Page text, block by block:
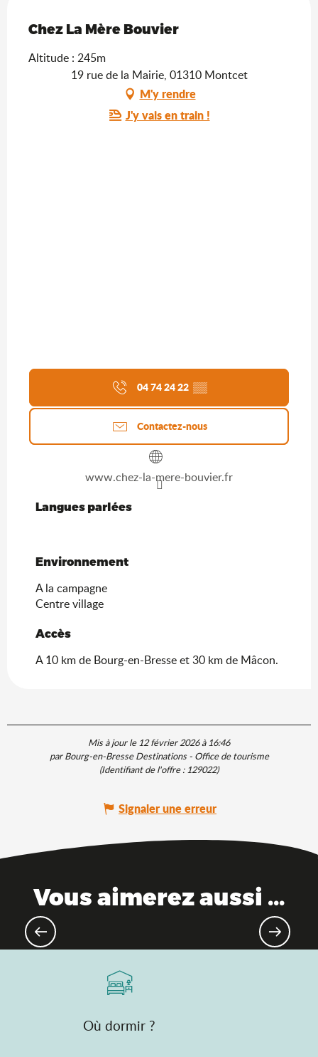
Chez La Mère Bouvier
Altitude : 245m
19 rue de la Mairie, 01310 Montcet
M'y rendre
J'y vais en train !
04 74 24 22 ▒▒
Contactez-nous
www.chez-la-mere-bouvier.fr
Langues parlées
Langues parlées
Environnement
Environnement
A la campagne
Centre village
Accès
Accès
A 10 km de Bourg-en-Bresse et 30 km de Mâcon.
Mis à jour le 12 février 2026 à 16:46
par Bourg-en-Bresse Destinations - Office de tourisme
(Identifiant de l'offre :129022)
Signaler une erreur
Vous aimerez aussi ...
Sites incontournables de l'Ain
Où dormir ?